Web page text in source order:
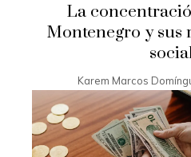
La
Montenegro y sus
Karem Marcos